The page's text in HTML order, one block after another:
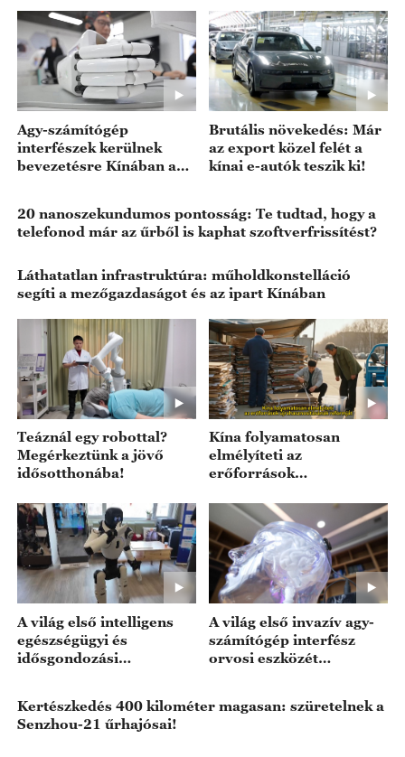
Agy-számítógép
interfészek kerülnek
bevezetésre Kínában a
Brutális növekedés: Már
az export közel felét a
kínai e-autók teszik ki!
20 nanoszekundumos pontosság: Te tudtad, hogy a
telefonod már az űrből is kaphat szoftverfrissítést?
Láthatatlan infrastruktúra: műholdkonstelláció
segíti a mezőgazdaságot és az ipart Kínában
Teáznál egy robottal?
Megérkeztünk a jövő
idősotthonába!
Kína folyamatosan
elmélyíteti az
erőforrások
reformját
A világ első intelligens
egészségügyi és
idősgondozási
A világ első invazív agy-
számítógép interfész
orvosi eszközét
Kertészkedés 400 kilométer magasan: szüretelnek a
Senzhou-21 űrhajósai!